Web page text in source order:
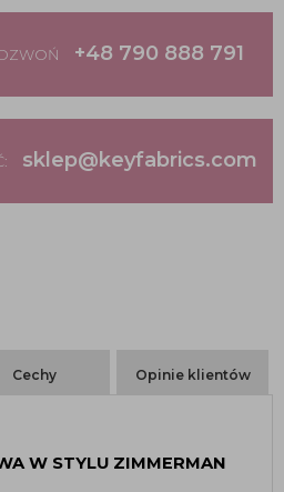
+48 790 888 791
sklep@keyfabrics.com
Cechy Opinie klientów
W STYLU ZIMMERMAN